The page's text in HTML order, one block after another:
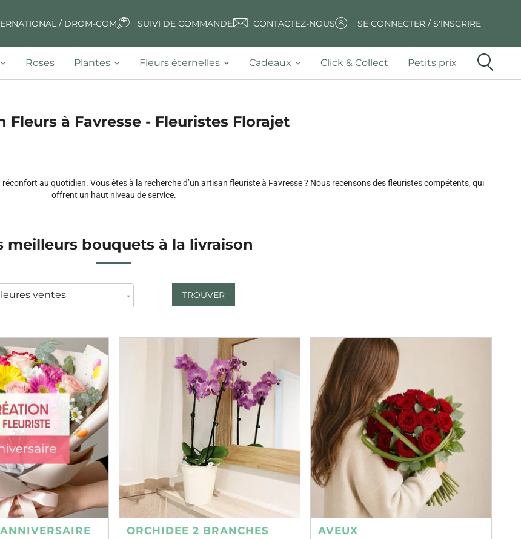
/ DROM-COM SUIVI DE COMMANDE CONTACTEZ-NOUS SE CONNECTER / S'INSCRIRE
Roses Plantes Fleurs éternelles Cadeaux Click & Collect Petits prix
Fleurs à Favresse - Fleuristes Florajet
au quotidien. Vous êtes à la recherche d’un artisan fleuriste à Favresse ? Nous recensons des fleuristes compétents, qui
offrent un haut niveau de service.
meilleurs bouquets à la livraison
TROUVER
ORCHIDEE 2 BRANCHES AVEUX